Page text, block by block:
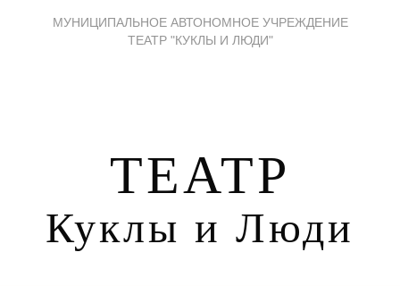
МУНИЦИПАЛЬНОЕ АВТОНОМНОЕ УЧРЕЖДЕНИЕ
ТЕАТР "КУКЛЫ И ЛЮДИ"
ТЕАТР
Куклы и Люди